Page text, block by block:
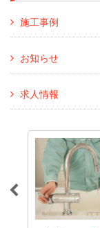
施工事例
お知らせ
求人情報